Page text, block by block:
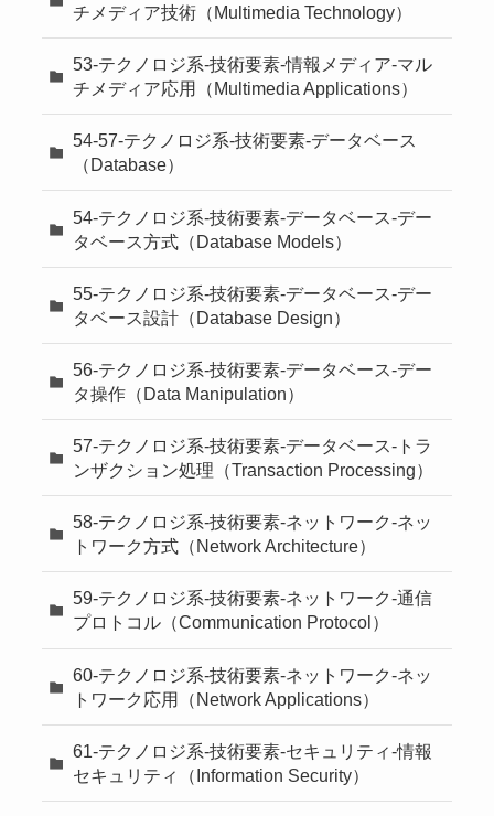
チメディア技術（Multimedia Technology）
53-テクノロジ系-技術要素-情報メディア-マル
チメディア応用（Multimedia Applications）
54-57-テクノロジ系-技術要素-データベース
（Database）
54-テクノロジ系-技術要素-データベース-デー
タベース方式（Database Models）
55-テクノロジ系-技術要素-データベース-デー
タベース設計（Database Design）
56-テクノロジ系-技術要素-データベース-デー
タ操作（Data Manipulation）
57-テクノロジ系-技術要素-データベース-トラ
ンザクション処理（Transaction Processing）
58-テクノロジ系-技術要素-ネットワーク-ネッ
トワーク方式（Network Architecture）
59-テクノロジ系-技術要素-ネットワーク-通信
プロトコル（Communication Protocol）
60-テクノロジ系-技術要素-ネットワーク-ネッ
トワーク応用（Network Applications）
61-テクノロジ系-技術要素-セキュリティ-情報
セキュリティ（Information Security）